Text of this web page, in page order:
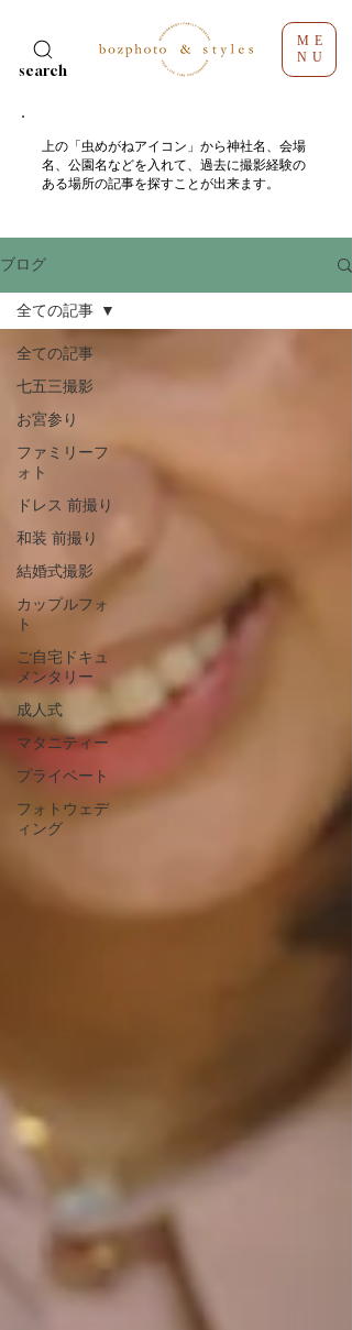
search
ME
NU
​上の「虫めがねアイコン」から神社名、会場
名、公園名などを入れて、過去に撮影経験の
ある場所の記事を探すことが出来ます。
ブログ
全ての記事
七五三撮影
お宮参り
ファミリーフ
ォト
ドレス 前撮り
和装 前撮り
結婚式撮影
カップルフォ
ト
ご自宅ドキュ
メンタリー
成人式
マタニティー
プライベート
フォトウェデ
ィング
全ての記事